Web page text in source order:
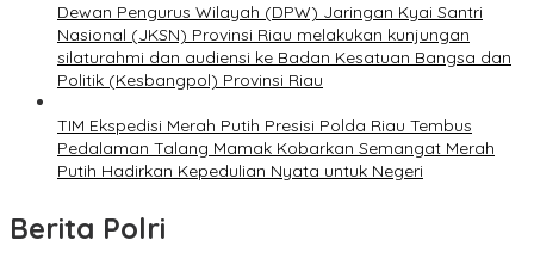
Dewan Pengurus Wilayah (DPW) Jaringan Kyai Santri
Nasional (JKSN) Provinsi Riau melakukan kunjungan
silaturahmi dan audiensi ke Badan Kesatuan Bangsa dan
Politik (Kesbangpol) Provinsi Riau
TIM Ekspedisi Merah Putih Presisi Polda Riau Tembus
Pedalaman Talang Mamak Kobarkan Semangat Merah
Putih Hadirkan Kepedulian Nyata untuk Negeri
Berita Polri